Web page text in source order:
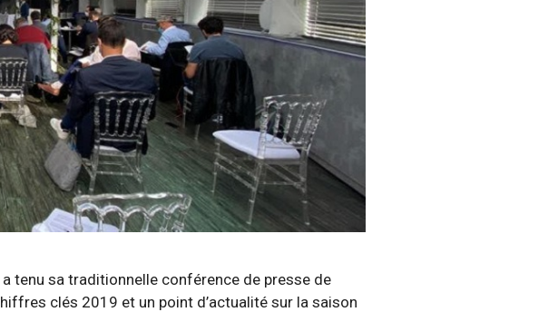
tenu sa traditionnelle conférence de presse de
clés 2019 et un point d’actualité sur la saison